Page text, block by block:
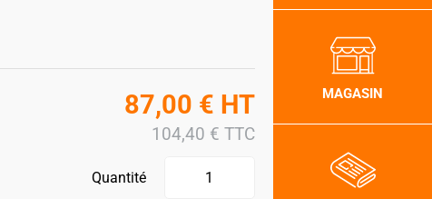
87,00 € HT
104,40 € TTC
Quantité
MAGASIN